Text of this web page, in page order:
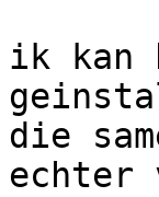
ik kan
die
echter